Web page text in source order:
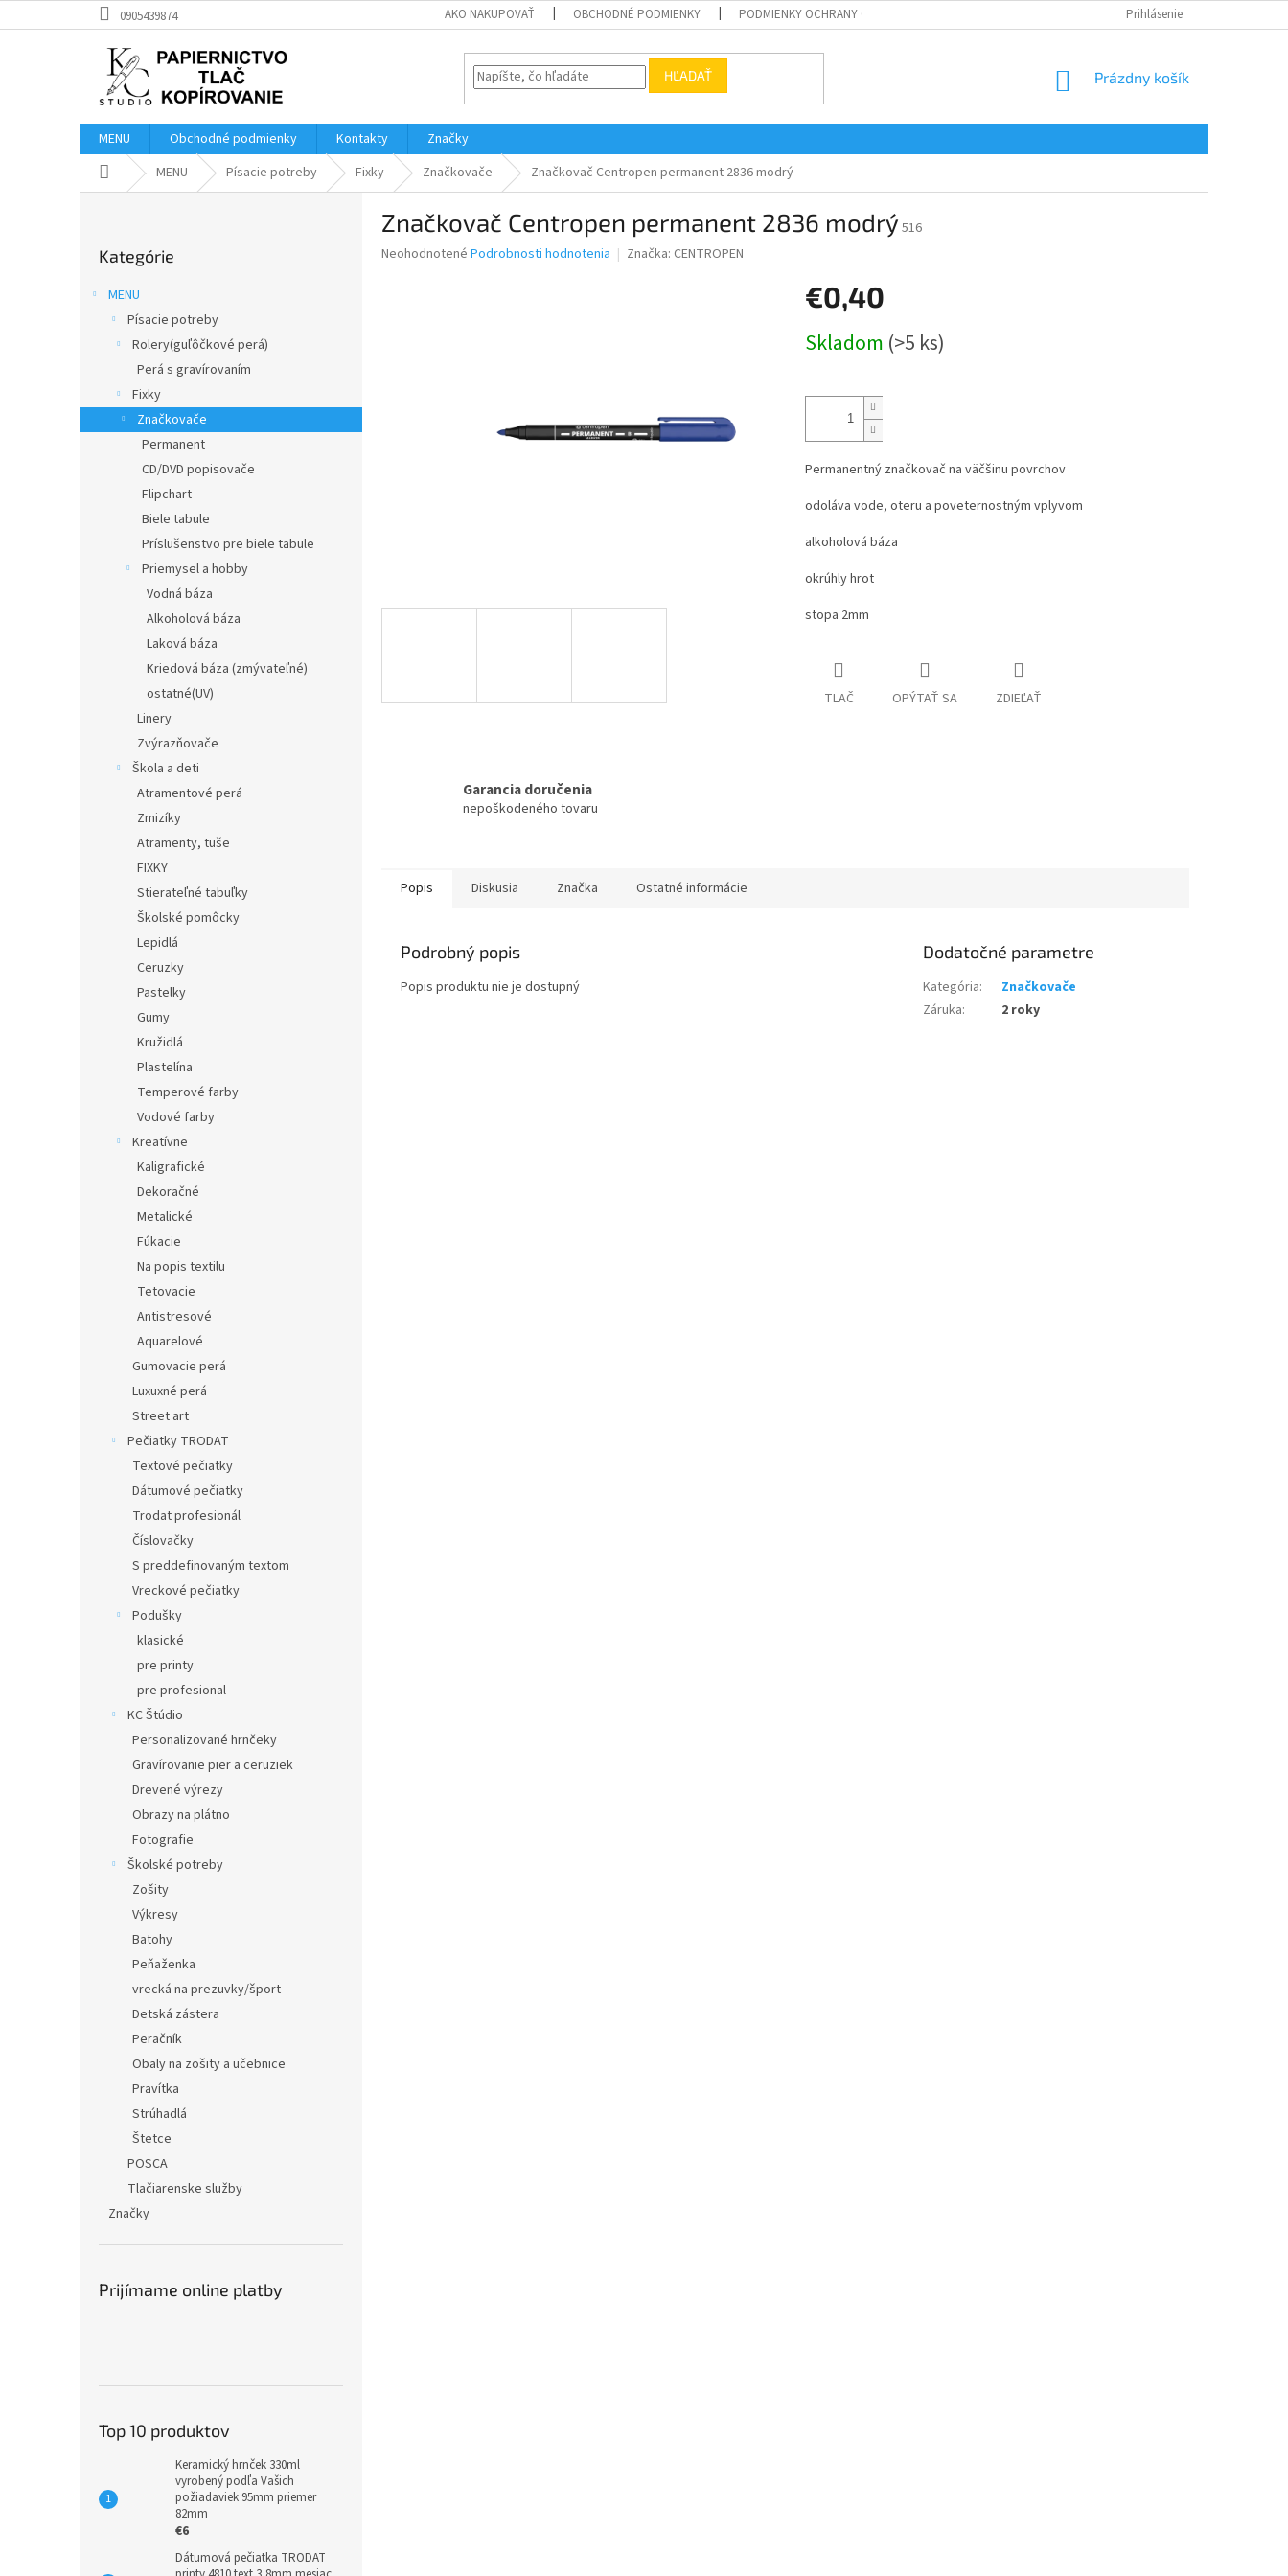
na
0905439874 AKO NAKUPOVAŤ OBCHODNÉ PODMIENKY PODMIENKY OCHRANY OSOBNÝCH ÚDAJOV Prihlásenie
HĽADAŤ
NÁKUPNÝ
Prázdny košík
MENU Obchodné podmienky Kontakty
Značky
DomovMENU Písacie potreby Fixky Značkovače Značkovač Centropen permanent 2836 modrý
kategórie
Kategórie
MENU
Písacie potreby
Rolery(guľôčkové perá)
Perá s gravírovaním
Fixky
Značkovače
Permanent
CD/DVD popisovače
Flipchart
Biele tabule
Príslušenstvo pre biele tabule
Priemysel a hobby
Vodná báza
Alkoholová báza
Laková báza
Kriedová báza (zmývateľné)
ostatné(UV)
Linery
Zvýrazňovače
Škola a deti
Atramentové perá
Zmizíky
Atramenty, tuše
FIXKY
Stierateľné tabuľky
Školské pomôcky
Lepidlá
Ceruzky
Pastelky
Gumy
Kružidlá
Plastelína
Temperové farby
Vodové farby
Kreatívne
Kaligrafické
Dekoračné
Metalické
Fúkacie
Na popis textilu
Tetovacie
Antistresové
Aquarelové
Gumovacie perá
Luxuxné perá
Street art
Pečiatky TRODAT
Textové pečiatky
Dátumové pečiatky
Trodat profesionál
Číslovačky
S preddefinovaným textom
Vreckové pečiatky
Podušky
klasické
pre printy
pre profesional
KC Štúdio
Personalizované hrnčeky
Gravírovanie pier a ceruziek
Drevené výrezy
Obrazy na plátno
Fotografie
Školské potreby
Zošity
Výkresy
Batohy
Peňaženka
vrecká na prezuvky/šport
Detská zástera
Peračník
Obaly na zošity a učebnice
Pravítka
Strúhadlá
Štetce
POSCA
Tlačiarenske služby
Značky
Prijímame online platby
Top 10 produktov
Keramický hrnček 330ml
vyrobený podľa Vašich
požiadaviek 95mm priemer
82mm
€6
Dátumová pečiatka TRODAT
Značkovač Centropen permanent 2836 modrý 516
Priemerné
Neohodnotené Podrobnosti hodnotenia Značka: CENTROPEN
€0,40
cena:
Skladom (>5 ks)
Permanentný značkovač na väčšinu povrchov
odoláva vode, oteru a poveternostným vplyvom
alkoholová báza
okrúhly hrot
stopa 2mm
TLAČ OPÝTAŤ SA ZDIEĽAŤ
Garancia doručenia
nepoškodeného tovaru
Popis Diskusia Značka Ostatné informácie
Podrobný popis
Popis produktu nie je dostupný
Dodatočné parametre
Kategória:
Značkovače
Záruka: 2 roky